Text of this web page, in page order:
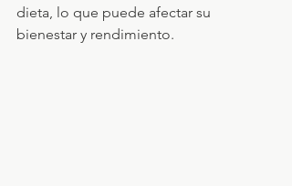
dieta, lo que puede afectar su
bienestar y rendimiento.